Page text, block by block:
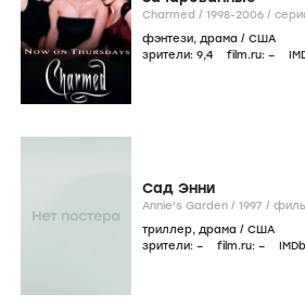
Charmed / 1998-2006 /
фэнтези, драма / США
зрители: 9,4 film.ru: –
Сад Энни
Annie's Garden / 1997 /
триллер, драма / США
зрители: – film.ru: –